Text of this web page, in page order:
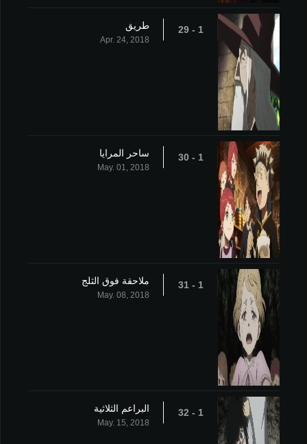
1 - 29 طريق
Apr. 24, 2018
1 - 30 ساحر المرايا
May. 01, 2018
1 - 31 ملاحقة فوق الثلج
May. 08, 2018
1 - 32 البراعم الثلاثية
May. 15, 2018